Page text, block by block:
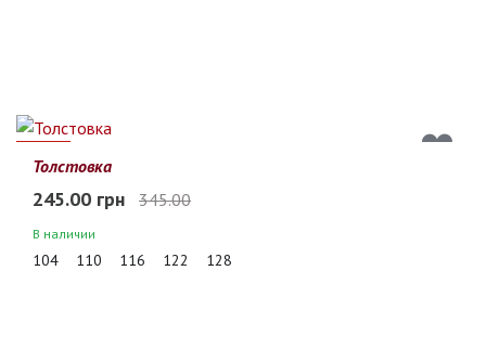
29%
Толстовка
245.00 грн 345.00
В наличии
104 110 116 122 128